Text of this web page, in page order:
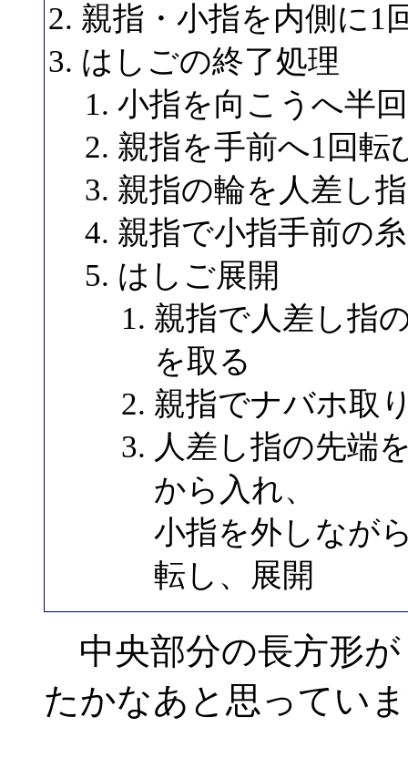
親指・小指を内側に1
はしごの終了処理
小指を向こうへ半
親指を手前へ1回転
親指の輪を人差し
親指で小指手前の
はしご展開
親指で人差し指
を取る
親指でナバホ取
人差し指の先端
から入れ、
小指を外しなが
転し、展開
中央部分の長方形
たかなあと思ってい